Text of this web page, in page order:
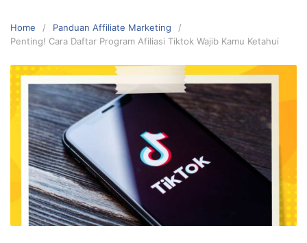
Home
Panduan Affiliate Marketing
Penting! Cara Daftar Program Afiliasi Tiktok Wajib Kamu Ketahui